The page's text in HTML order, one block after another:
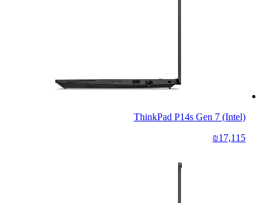
ThinkPad P14s Gen 7 (Intel)
₪17,115